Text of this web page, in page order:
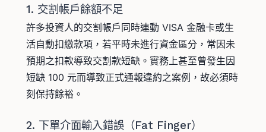
1. 交割帳戶餘額不足
許多投資人的交割帳戶同時連動 VISA 金融卡或生
活自動扣繳款項，若平時未進行資金區分，常因未
預期之扣款導致交割款短缺。實務上甚至曾發生因
短缺 100 元而導致正式通報違約之案例，故必須時
刻保持餘裕。
2. 下單介面輸入錯誤（Fat Finger）